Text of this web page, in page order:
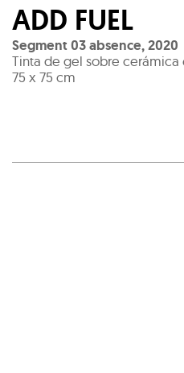
ADD FUEL
Segment 03 absence,2020
Tinta de gel sobre cerámica
75 x 75 cm